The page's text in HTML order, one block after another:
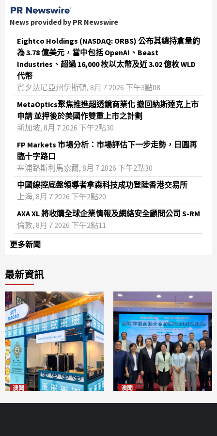
News provided by PR Newswire
Eightco Holdings (NASDAQ: ORBS) 公布其總持倉量約
為 3.78 億美元，當中包括 OpenAI、Beast
Industries、超過 16,000 枚以太幣及近 3.02 億枚 WLD
代幣
賓夕法尼亞州伊斯頓, 8月 7 2026 下午3點08
MetaOptics聚焦推進超透鏡商業化 撤回納斯達克上市
申請 並押後於美國作雙重上市之計劃
新加坡, 8月 7 2026 下午2點30
FP Markets 市場分析：市場評估下一步走勢，日圓再
臨十字路口
塞浦路斯利馬索爾, 8月 7 2026 下午2點30
中國線控底盤領導者拿森科技成功登陸香港交易所
上海, 8月 7 2026 下午2點20
AXA XL 將收購全球企業情報及網絡安全顧問公司 S-RM
倫敦, 8月 7 2026 下午2點11
更多新聞
最新資訊
澳聞 澳聞